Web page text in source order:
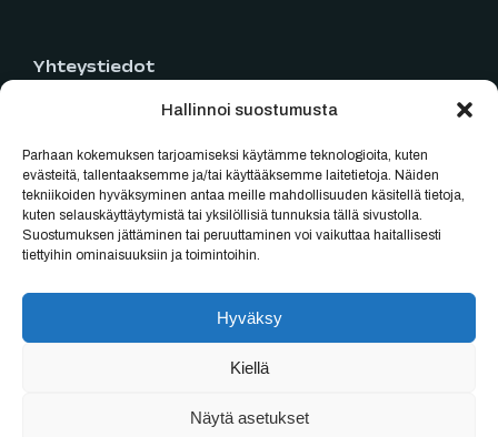
Hallinnoi suostumusta
Parhaan kokemuksen tarjoamiseksi käytämme teknologioita, kuten
evästeitä, tallentaaksemme ja/tai käyttääksemme laitetietoja. Näiden
tekniikoiden hyväksyminen antaa meille mahdollisuuden käsitellä tietoja,
kuten selauskäyttäytymistä tai yksilöllisiä tunnuksia tällä sivustolla.
Suostumuksen jättäminen tai peruuttaminen voi vaikuttaa haitallisesti
tiettyihin ominaisuuksiin ja toimintoihin.
Hyväksy
Kiellä
Näytä asetukset
Yhteystiedot
040 777 2819
myynti@oulubikes.fi
Arkisin: 10:00-18:00